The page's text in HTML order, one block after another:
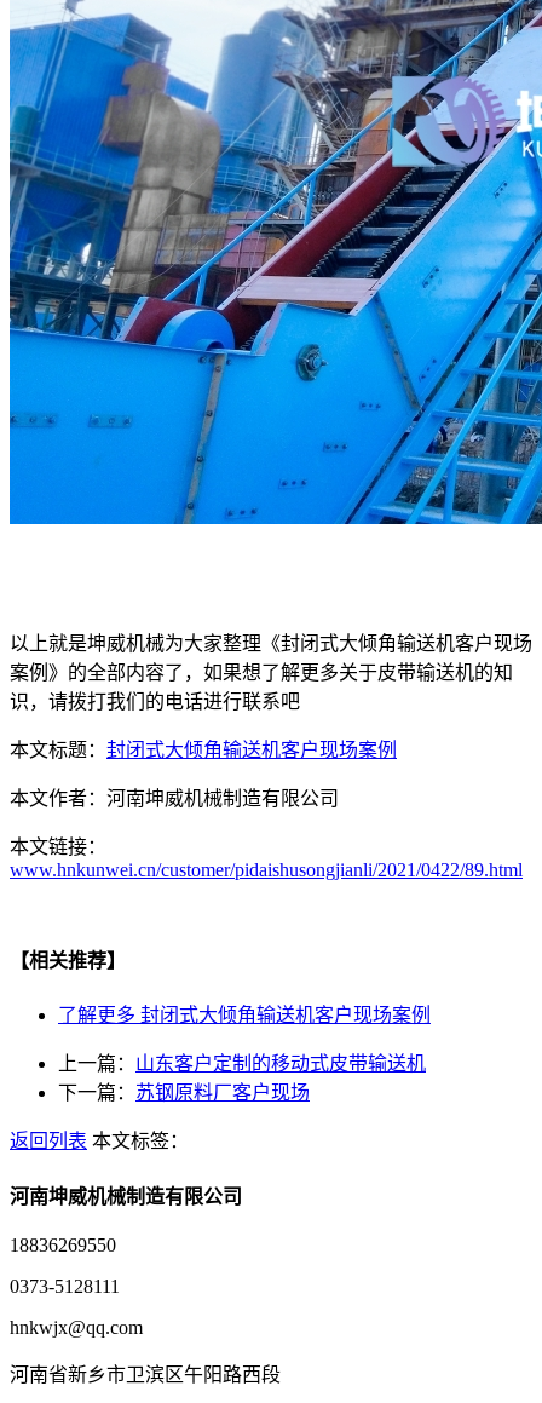
以上就是坤威机械为大家整理《封闭式大倾角输送机客户现场
案例》的全部内容了，如果想了解更多关于皮带输送机的知
识，请拨打我们的电话进行联系吧
本文标题： 封闭式大倾角输送机客户现场案例
本文作者： 河南坤威机械制造有限公司
本文链接：
www.hnkunwei.cn/customer/pidaishusongjianli/2021/0422/89.html
【相关推荐】
了解更多 封闭式大倾角输送机客户现场案例
上一篇： 山东客户定制的移动式皮带输送机
下一篇： 苏钢原料厂客户现场
返回列表 本文标签：
河南坤威机械制造有限公司
18836269550
0373-5128111
hnkwjx@qq.com
河南省新乡市卫滨区午阳路西段